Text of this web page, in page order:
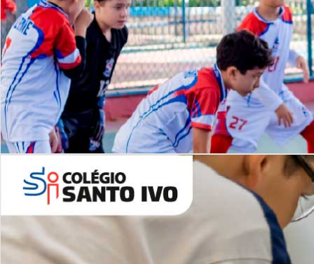
Desafios | Saiba mais
NOSSOCANAL